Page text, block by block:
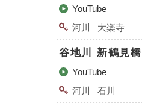
YouTube
河川
大楽寺
谷地川 新鶴見橋
YouTube
河川
石川